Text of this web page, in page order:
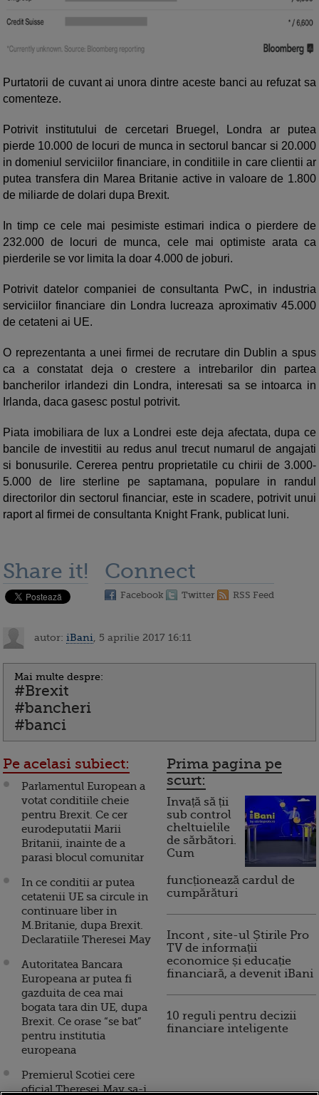
Purtatorii de cuvant ai unora dintre aceste banci au refuzat sa
comenteze.
Potrivit institutului de cercetari Bruegel, Londra ar putea
pierde 10.000 de locuri de munca in sectorul bancar si 20.000
in domeniul serviciilor financiare, in conditiile in care clientii ar
putea transfera din Marea Britanie active in valoare de 1.800
de miliarde de dolari dupa Brexit.
In timp ce cele mai pesimiste estimari indica o pierdere de
232.000 de locuri de munca, cele mai optimiste arata ca
pierderile se vor limita la doar 4.000 de joburi.
Potrivit datelor companiei de consultanta PwC, in industria
serviciilor financiare din Londra lucreaza aproximativ 45.000
de cetateni ai UE.
O reprezentanta a unei firmei de recrutare din Dublin a spus
ca a constatat deja o crestere a intrebarilor din partea
bancherilor irlandezi din Londra, interesati sa se intoarca in
Irlanda, daca gasesc postul potrivit.
Piata imobiliara de lux a Londrei este deja afectata, dupa ce
bancile de investitii au redus anul trecut numarul de angajati
si bonusurile. Cererea pentru proprietatile cu chirii de 3.000-
5.000 de lire sterline pe saptamana, populare in randul
directorilor din sectorul financiar, este in scadere, potrivit unui
raport al firmei de consultanta Knight Frank, publicat luni.
Share it! Connect
Facebook Twitter RSS Feed
autor: iBani , 5 aprilie 2017 16:11
Mai multe despre:
#Brexit
#bancheri
#banci
Pe acelasi subiect:
Parlamentul European a
votat conditiile cheie
pentru Brexit. Ce cer
eurodeputatii Marii
Britanii, inainte de a
parasi blocul comunitar
In ce conditii ar putea
cetatenii UE sa circule in
continuare liber in
M.Britanie, dupa Brexit.
Declaratiile Theresei May
Autoritatea Bancara
Europeana ar putea fi
gazduita de cea mai
bogata tara din UE, dupa
Brexit. Ce orase “se bat”
pentru institutia
europeana
Premierul Scotiei cere
oficial Theresei May sa-i
Prima pagina pe
scurt:
Invață să ții
sub control
cheltuielile
de sărbători.
Cum
funcționează cardul de
cumpărături
Incont , site-ul Știrile Pro
TV de informații
economice și educație
financiară, a devenit iBani
10 reguli pentru decizii
financiare inteligente